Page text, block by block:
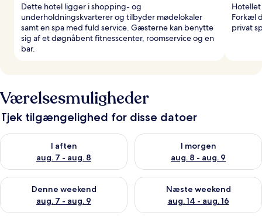
Dette hotel ligger i shopping- og
underholdningskvarterer og tilbyder mødelokaler
samt en spa med fuld service. Gæsterne kan benytte
sig af et døgnåbent fitnesscenter, roomservice og en
bar.
Hotellet
Forkæl
privat
Værelsesmuligheder
Tjek tilgængelighed for disse datoer
I aften
aug. 7 - aug. 8
Tjek tilgængelighed for i aften aug. 7 - aug. 8
I morgen
aug. 8 - aug. 9
Tjek tilgængelighed for i
Denne weekend
aug. 7 - aug. 9
Tjek tilgængelighed for denne weekend aug. 7 - aug. 9
Næste weekend
aug. 14 - aug. 16
Tjek tilgængelighed for næste